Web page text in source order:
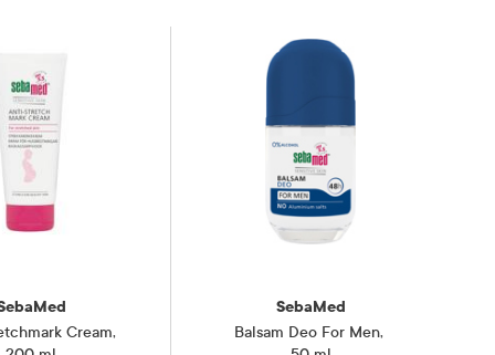
Cream,
SebaMed
Balsam Deo For Men,